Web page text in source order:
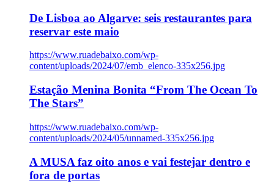
De Lisboa ao Algarve: seis restaurantes para
reservar este maio
https://www.ruadebaixo.com/wp-
content/uploads/2024/07/emb_elenco-335x256.jpg
Estação Menina Bonita “From The Ocean To
The Stars”
https://www.ruadebaixo.com/wp-
content/uploads/2024/05/unnamed-335x256.jpg
A MUSA faz oito anos e vai festejar dentro e
fora de portas